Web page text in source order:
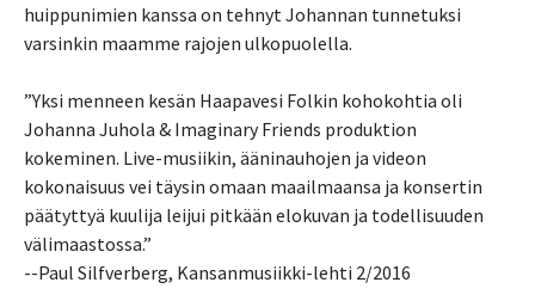
huippunimien kanssa on tehnyt Johannan tunnetuksi
varsinkin maamme rajojen ulkopuolella.
”Yksi menneen kesän Haapavesi Folkin kohokohtia oli
Johanna Juhola & Imaginary Friends produktion
kokeminen. Live-musiikin, ääninauhojen ja videon
kokonaisuus vei täysin omaan maailmaansa ja konsertin
päätyttyä kuulija leijui pitkään elokuvan ja todellisuuden
välimaastossa.”
--Paul Silfverberg, Kansanmusiikki-lehti 2/2016